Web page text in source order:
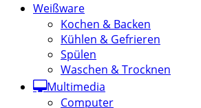
Weißware
Kochen & Backen
Kühlen & Gefrieren
Spülen
Waschen & Trocknen
Multimedia
Computer